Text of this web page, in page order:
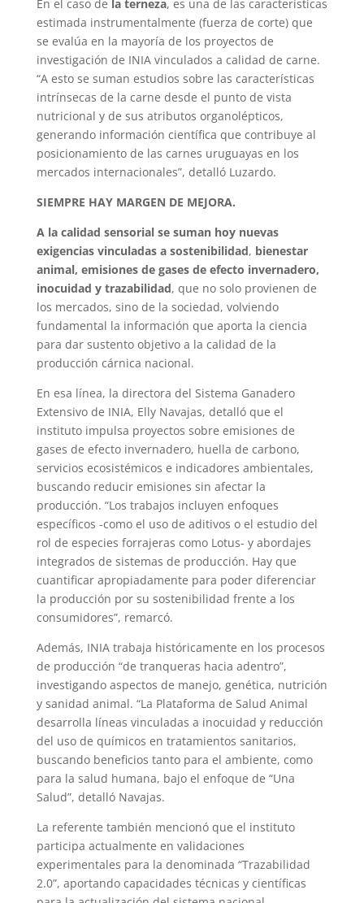
En el caso de la terneza, es una de las características
estimada instrumentalmente (fuerza de corte) que
se evalúa en la mayoría de los proyectos de
investigación de INIA vinculados a calidad de carne.
“A esto se suman estudios sobre las características
intrínsecas de la carne desde el punto de vista
nutricional y de sus atributos organolépticos,
generando información científica que contribuye al
posicionamiento de las carnes uruguayas en los
mercados internacionales”, detalló Luzardo.
SIEMPRE HAY MARGEN DE MEJORA.
A la calidad sensorial se suman hoy nuevas
exigencias vinculadas a sostenibilidad, bienestar
animal, emisiones de gases de efecto invernadero,
inocuidad y trazabilidad, que no solo provienen de
los mercados, sino de la sociedad, volviendo
fundamental la información que aporta la ciencia
para dar sustento objetivo a la calidad de la
producción cárnica nacional.
En esa línea, la directora del Sistema Ganadero
Extensivo de INIA, Elly Navajas, detalló que el
instituto impulsa proyectos sobre emisiones de
gases de efecto invernadero, huella de carbono,
servicios ecosistémicos e indicadores ambientales,
buscando reducir emisiones sin afectar la
producción. “Los trabajos incluyen enfoques
específicos -como el uso de aditivos o el estudio del
rol de especies forrajeras como Lotus- y abordajes
integrados de sistemas de producción. Hay que
cuantificar apropiadamente para poder diferenciar
la producción por su sostenibilidad frente a los
consumidores”, remarcó.
Además, INIA trabaja históricamente en los procesos
de producción “de tranqueras hacia adentro”,
investigando aspectos de manejo, genética, nutrición
y sanidad animal. “La Plataforma de Salud Animal
desarrolla líneas vinculadas a inocuidad y reducción
del uso de químicos en tratamientos sanitarios,
buscando beneficios tanto para el ambiente, como
para la salud humana, bajo el enfoque de “Una
Salud”, detalló Navajas.
La referente también mencionó que el instituto
participa actualmente en validaciones
experimentales para la denominada “Trazabilidad
2.0”, aportando capacidades técnicas y científicas